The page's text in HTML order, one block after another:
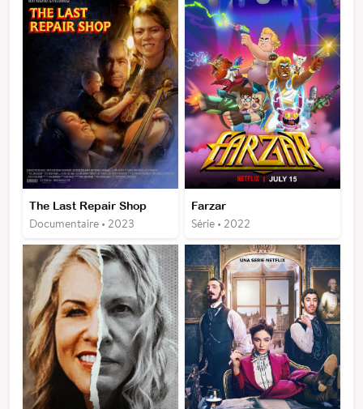
The Last Repair Shop
Documentaire • 2023
Farzar
Série • 2022